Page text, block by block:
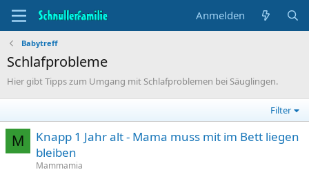
Anmelden
Babytreff
Schlafprobleme
Hier gibt Tipps zum Umgang mit Schlafproblemen bei Säuglingen.
Filter
M
Knapp 1 Jahr alt - Mama muss mit im Bett liegen
bleiben
Mammamia